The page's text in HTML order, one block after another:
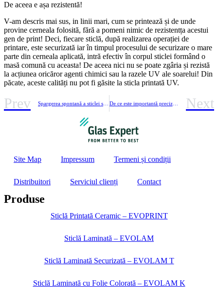
De aceea e așa rezistentă!
V-am descris mai sus, in linii mari, cum se printează și de unde
provine cerneala folosită, fără a pomeni nimic de rezistentța acestui
gen de print! Deci, fiecare sticlă, după realizarea operației de
printare, este securizată iar în timpul procesului de securizare o mare
parte din cerneala aplicată, intră efectiv în corpul sticlei formând o
masă comună cu aceasta! De aceea nici nu se poate zgâria și rezistă
la acțiunea oricăror agenti chimici sau la razele UV ale soarelui! Din
păcate, aceste calități nu pot fi găsite la sticla printată UV.
Prev Spargerea spontană a sticlei securizate termic De ce este importantă precizia pentru măsurarea sticlei Next
Site Map Impressum Termeni și condiții
Distribuitori Serviciul clienți Contact
Produse
Sticlă Printată Ceramic – EVOPRINT
Sticlă Laminată – EVOLAM
Sticlă Laminată Securizată – EVOLAM T
Sticlă Laminată cu Folie Colorată – EVOLAM K